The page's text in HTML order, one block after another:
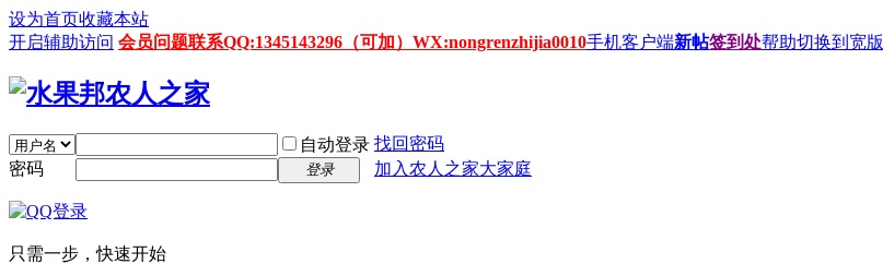
设为首页收藏本站
开启辅助访问 会员问题联系QQ:1345143296（可加）WX:nongrenzhijia0010手机客户端新帖签到处帮助切换到宽版
自动登录 找回密码
密码
登录 加入农人之家大家庭
只需一步，快速开始